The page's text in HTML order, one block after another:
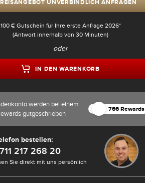
UNVERBINDLICH ANFRAGEN
100 € Gutschein für Ihre erste Anfrage 2026*
(Antwort innerhalb von 30 Minuten)
oder
IN DEN WARENKORB
werden bei einem
gutgeschrieben
766 Rewards
bestellen:
217 268 20
Sie direkt mit uns persönlich